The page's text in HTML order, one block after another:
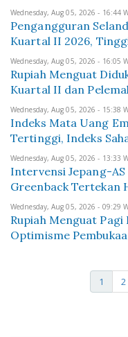
Wednesday, Aug 05, 2026 - 16:44
Pengangguran
Kuartal II 2026,
Wednesday, Aug 05, 2026 - 16:05
Rupiah Menguat
Kuartal II dan
Wednesday, Aug 05, 2026 - 15:38
Indeks Mata Uang
Tertinggi, Indeks
Wednesday, Aug 05, 2026 - 13:33
Intervensi Jepang-AS
Greenback Tertekan
Wednesday, Aug 05, 2026 - 09:29
Rupiah Menguat Pagi
Optimisme
1 2